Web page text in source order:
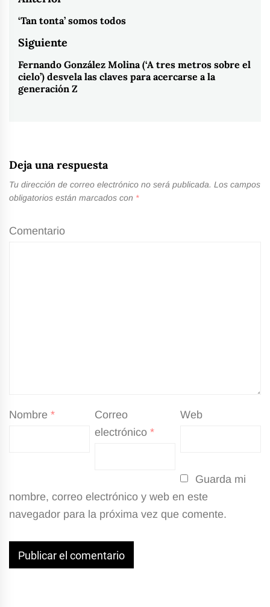
de
entradas
Entrada
anterior:
‘Tan tonta’ somos todos
Siguiente
Entrada
siguiente:
Fernando González Molina (‘A tres metros sobre el
cielo’) desvela las claves para acercarse a la
generación Z
Deja una respuesta
Tu dirección de correo electrónico no será publicada. Los campos
obligatorios están marcados con *
Comentario
Nombre *
Correo
electrónico*
Web
Guarda mi
nombre, correo electrónico y web en este
navegador para la próxima vez que comente.